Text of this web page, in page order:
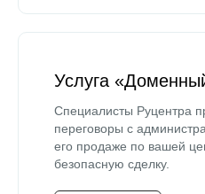
Услуга
Специалисты Руцентра
переговоры с
его продаже по вашей
безопасную сделку.